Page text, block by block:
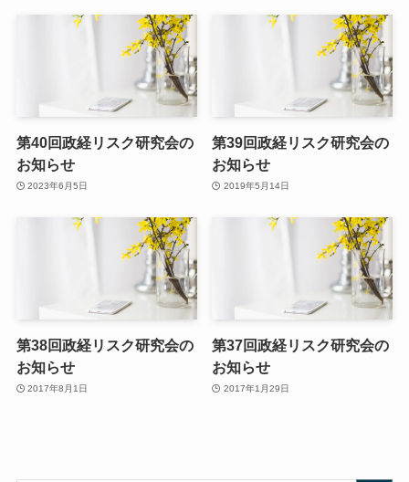
第40回政経リスク研究会の
お知らせ
2023年6月5日
第39回政経リスク研究会の
お知らせ
2019年5月14日
第38回政経リスク研究会の
お知らせ
2017年8月1日
第37回政経リスク研究会の
お知らせ
2017年1月29日